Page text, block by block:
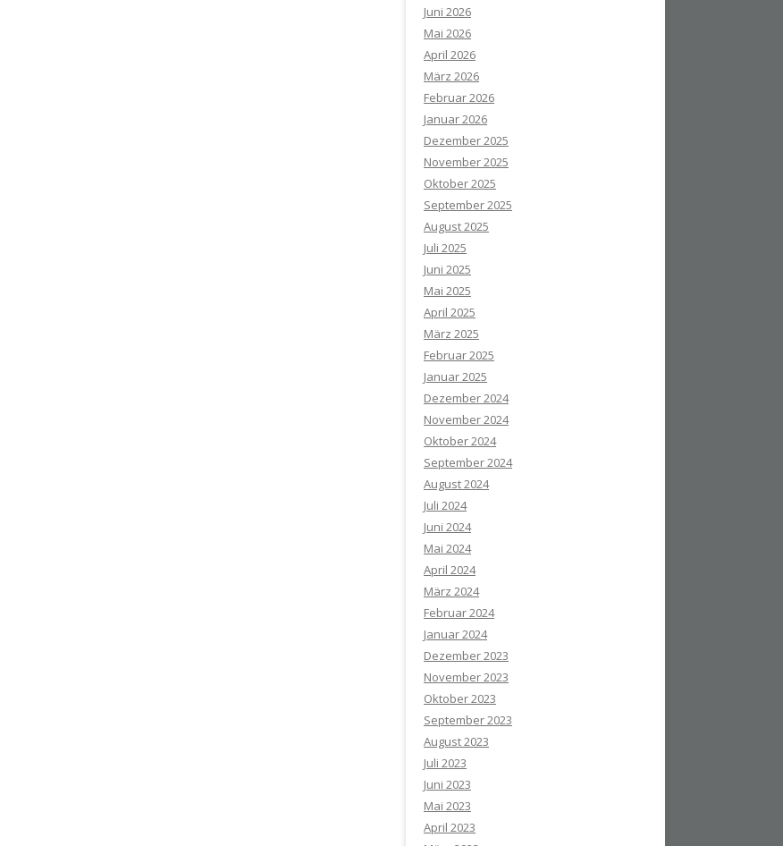
Juni 2026
Mai 2026
April 2026
März 2026
Februar 2026
Januar 2026
Dezember 2025
November 2025
Oktober 2025
September 2025
August 2025
Juli 2025
Juni 2025
Mai 2025
April 2025
März 2025
Februar 2025
Januar 2025
Dezember 2024
November 2024
Oktober 2024
September 2024
August 2024
Juli 2024
Juni 2024
Mai 2024
April 2024
März 2024
Februar 2024
Januar 2024
Dezember 2023
November 2023
Oktober 2023
September 2023
August 2023
Juli 2023
Juni 2023
Mai 2023
April 2023